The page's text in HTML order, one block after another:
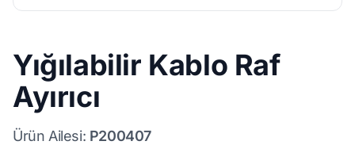
Yığılabilir Kablo Raf
Ayırıcı
Ürün Ailesi: P200407